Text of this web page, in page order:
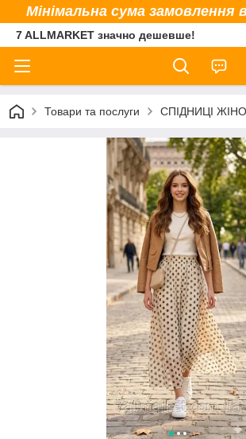
Мінімальна сума замовлення
7 ALLMARKET значно дешевше!
Товари та послуги СПІДНИЦІ